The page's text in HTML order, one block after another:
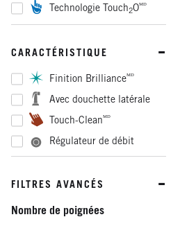
Bronze
Inox
Bronze vénitien
Technologie Touch2Oᴹᴰ
CARACTÉRISTIQUE
Finition Brillianceᴹᴰ
Avec douchette latérale
Touch-Cleanᴹᴰ
Régulateur de débit
FILTRES AVANCÉS
Nombre de poignées